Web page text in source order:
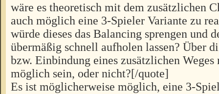
wäre es theoretisch mit dem zusätzlichen
auch möglich eine 3-Spieler Variante zu
würde dieses das Balancing sprengen und
übermäßig schnell aufholen lassen? Über
bzw. Einbindung eines zusätzlichen Weges
möglich sein, oder nicht?[/quote]
Es ist möglicherweise möglich, eine 3-